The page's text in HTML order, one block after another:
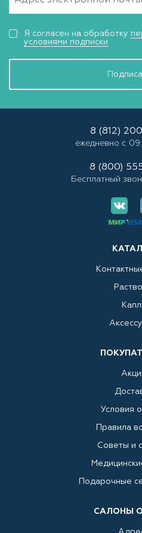
Я согласен на обработку
условиями подписки
Условия
Правила
Советы и
Подарочные
САЛОНЫ
8 (812)
ежедневно с
8 (800)
Бесплатный